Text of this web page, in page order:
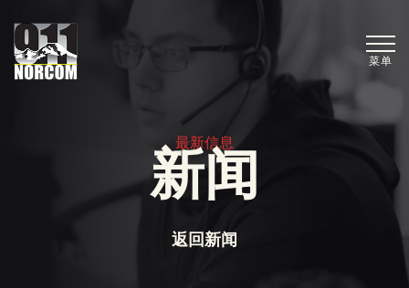
菜单
最新信息
新闻
返回新闻